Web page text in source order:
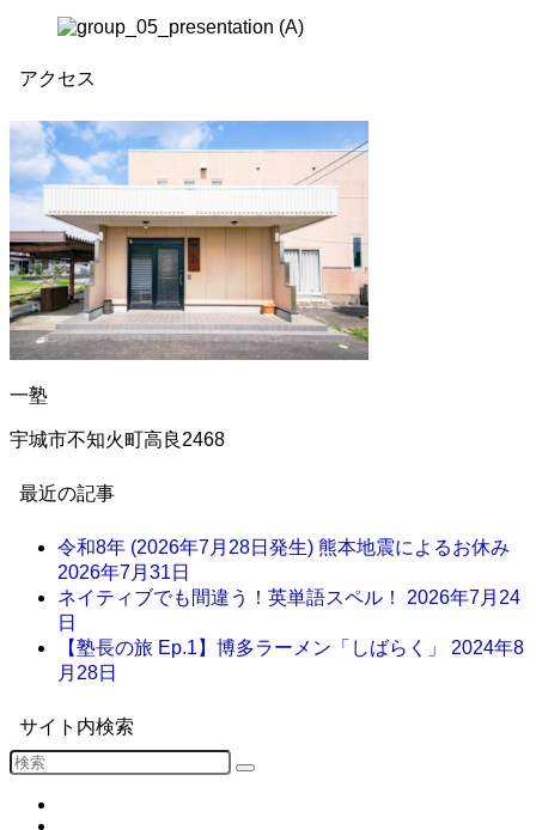
アクセス
一塾
宇城市不知火町高良2468
最近の記事
令和8年 (2026年7月28日発生) 熊本地震によるお休み
2026年7月31日
ネイティブでも間違う！英単語スペル！ 2026年7月24
日
【塾長の旅 Ep.1】博多ラーメン「しばらく」 2024年8
月28日
サイト内検索